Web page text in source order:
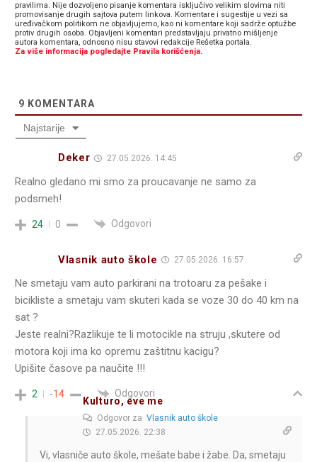
pravilima. Nije dozvoljeno pisanje komentara isključivo velikim slovima niti
promovisanje drugih sajtova putem linkova. Komentare i sugestije u vezi sa
uređivačkom politikom ne objavljujemo, kao ni komentare koji sadrže optužbe
protiv drugih osoba. Objavljeni komentari predstavljaju privatno mišljenje
autora komentara, odnosno nisu stavovi redakcije Rešetka portala.
Za više informacija pogledajte Pravila korišćenja.
9 KOMENTARA
Najstarije
Deker 27.05.2026. 14:45
Realno gledano mi smo za proucavanje ne samo za
podsmeh!
24 0 Odgovori
Vlasnik auto škole 27.05.2026. 16:57
Ne smetaju vam auto parkirani na trotoaru za pešake i
bicikliste a smetaju vam skuteri kada se voze 30 do 40 km na
sat ?
Jeste realni?Razlikuje te li motocikle na struju ,skutere od
motora koji ima ko opremu zaštitnu kacigu?
Upišite časove pa naučite !!!
2 -14 Odgovori
Kulturo, eve me
Odgovor za Vlasnik auto škole
27.05.2026. 22:38
Vi, vlasniče auto škole, mešate babe i žabe. Da, smetaju